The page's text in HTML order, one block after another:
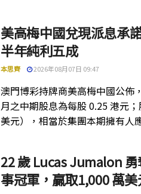
美高梅中國兌現派息承
半年純利五成
本思齊 2026年08月07日 09:47
澳門博彩持牌商美高梅中國公佈
月之中期股息為每股 0.25 港元
美元），相當於集團本期擁有人
22 歲 Lucas Jumalon 勇
事冠軍，贏取1,000 萬